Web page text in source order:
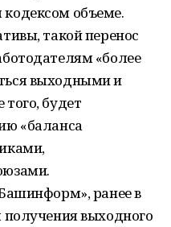
объеме.
такой перенос
«более
выходными и
будет
«баланса
ранее в
получения выходного